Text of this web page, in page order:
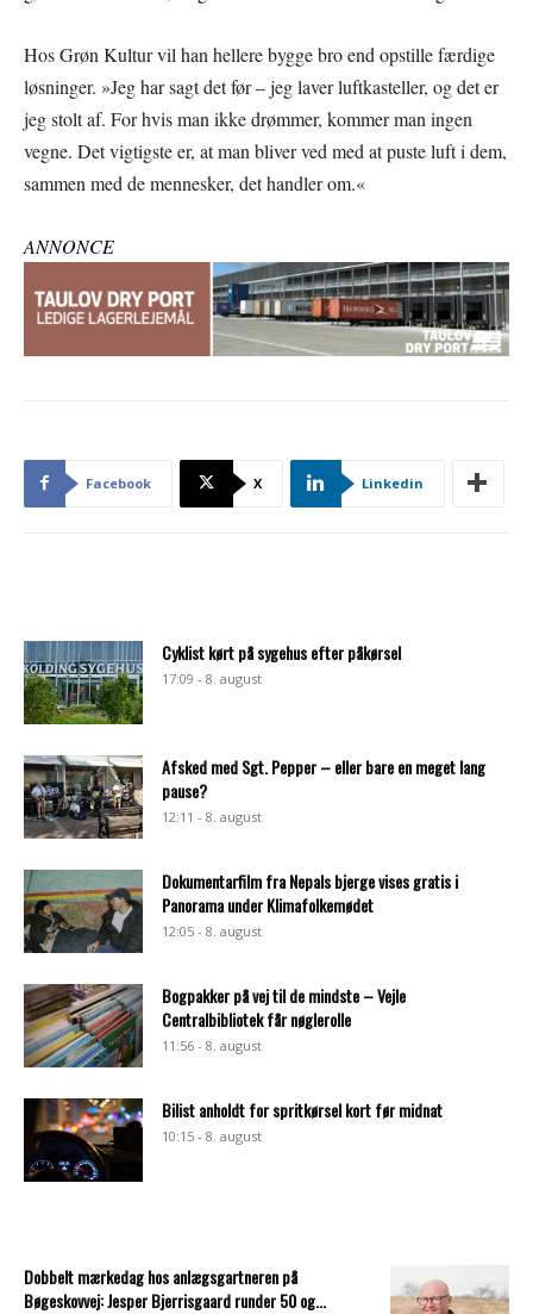
Hos Grøn Kultur vil han hellere bygge bro end opstille færdige
løsninger. »Jeg har sagt det før – jeg laver luftkasteller, og det er
jeg stolt af. For hvis man ikke drømmer, kommer man ingen
vegne. Det vigtigste er, at man bliver ved med at puste luft i dem,
sammen med de mennesker, det handler om.«
ANNONCE
Facebook X Linkedin
Cyklist kørt på sygehus efter påkørsel
17:09 - 8. august
Afsked med Sgt. Pepper – eller bare en meget lang
pause?
12:11 - 8. august
Dokumentarfilm fra Nepals bjerge vises gratis i
Panorama under Klimafolkemødet
12:05 - 8. august
Bogpakker på vej til de mindste – Vejle
Centralbibliotek får nøglerolle
11:56 - 8. august
Bilist anholdt for spritkørsel kort før midnat
10:15 - 8. august
Dobbelt mærkedag hos anlægsgartneren på
Bøgeskovvej: Jesper Bjerrisgaard runder 50 og...